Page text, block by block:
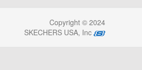
Copyright © 2024
SKECHERS USA, Inc